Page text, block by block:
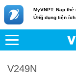
MyVNPT: Nạp
Ứng dụng tiện
c
VNPT
V249N